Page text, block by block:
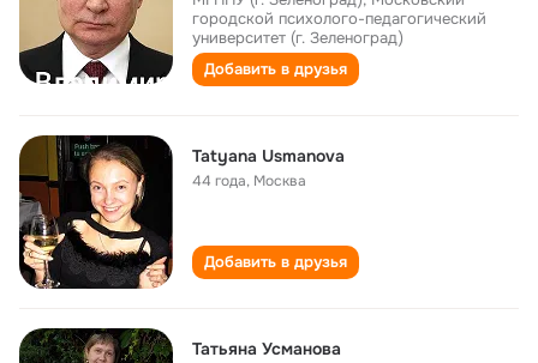
городской психолого-педагогический
университет (г. Зеленоград)
Добавить в друзья
Tatyana Usmanova
44 года, Москва
Добавить в друзья
Татьяна Усманова